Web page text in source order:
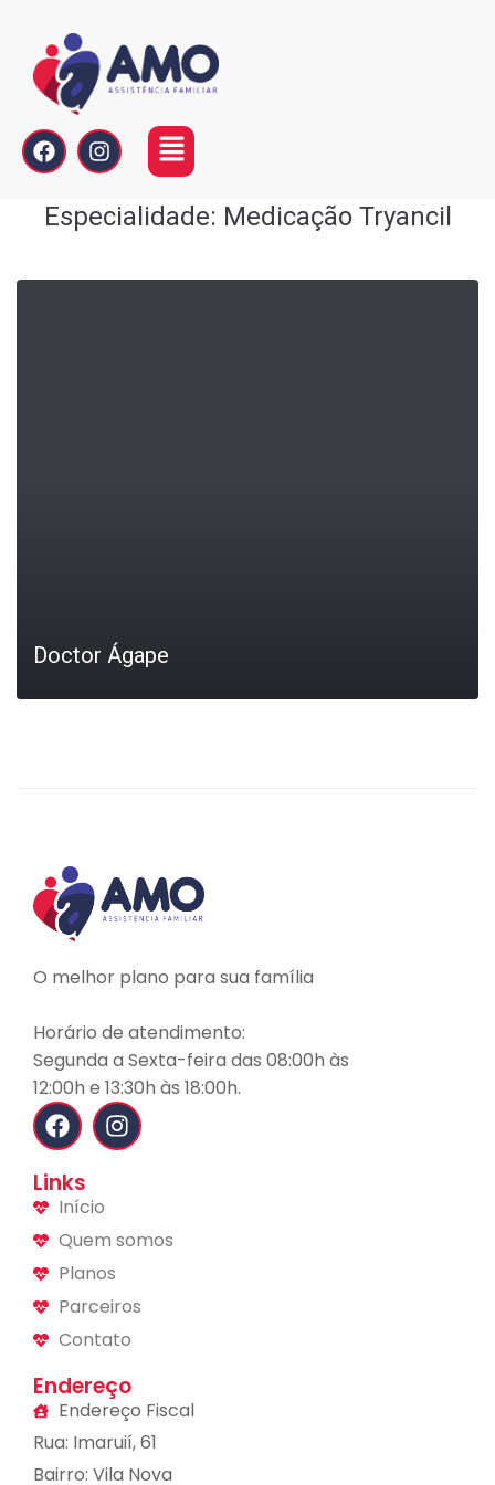
Especialidade: Medicação Tryancil
Doctor Ágape
O melhor plano para sua família
Horário de atendimento:
Segunda a Sexta-feira das 08:00h às
12:00h e 13:30h às 18:00h.
Links
Início
Quem somos
Planos
Parceiros
Contato
Endereço
Endereço Fiscal
Rua: Imaruií, 61
Bairro: Vila Nova